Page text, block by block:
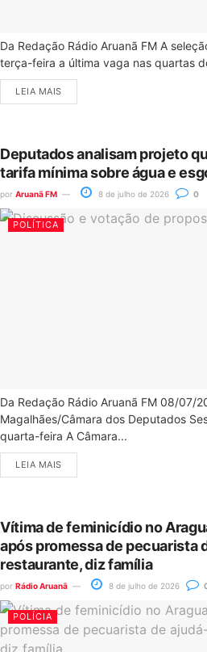
Da Redação Rádio Aruanã FM A
terça-feira a última vaga nas quartas
LEIA MAIS
Deputados analisam projeto
tarifa mínima sobre água e
por Aruanã FM 8 de julho de 2026 0
POLÍTICA
Da Redação Rádio Aruanã FM 08/07/
Magalhães/Câmara dos Deputados
quarta-feira A Câmara...
LEIA MAIS
Vítima de feminicídio no
após promessa de pecuarista
restaurante, diz família
por Rádio Aruanã 8 de julho de 2026
POLÍCIA